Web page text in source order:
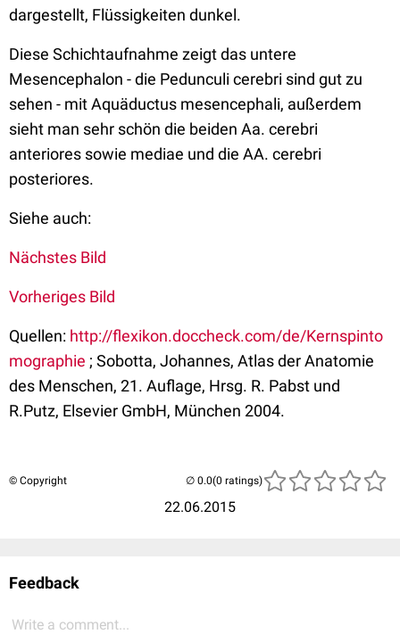
dargestellt, Flüssigkeiten dunkel.
Diese Schichtaufnahme zeigt das untere
Mesencephalon - die Pedunculi cerebri sind gut zu
sehen - mit Aquäductus mesencephali, außerdem
sieht man sehr schön die beiden Aa. cerebri
anteriores sowie mediae und die AA. cerebri
posteriores.
Siehe auch:
Nächstes Bild
Vorheriges Bild
Quellen: http://flexikon.doccheck.com/de/Kernspinto
mographie ; Sobotta, Johannes, Atlas der Anatomie
des Menschen, 21. Auflage, Hrsg. R. Pabst und
R.Putz, Elsevier GmbH, München 2004.
© Copyright
22.06.2015
(0 ratings)
Feedback
Write a comment...